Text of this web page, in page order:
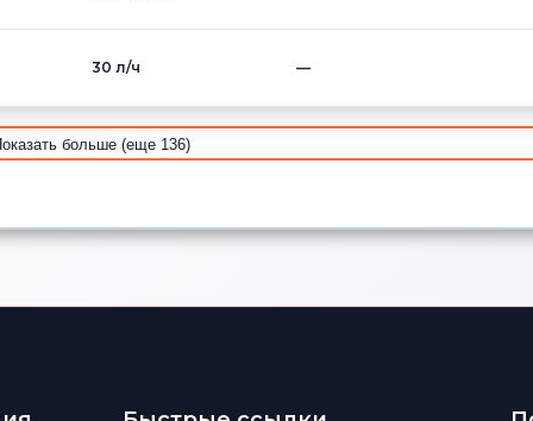
30 л/ч —
больше (еще 136)